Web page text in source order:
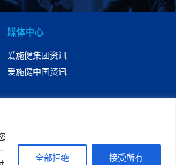
全部拒绝 接受所有
媒体中心
爱施健集团资讯
爱施健中国资讯